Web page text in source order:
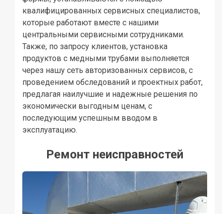
квалифицированных сервисных специалистов,
которые работают вместе с нашими
центральными сервисными сотрудниками.
Также, по запросу клиентов, установка
продуктов с медными трубами выполняется
через нашу сеть авторизованных сервисов, с
проведением обследований и проектных работ,
предлагая наилучшие и надежные решения по
экономически выгодным ценам, с
последующим успешным вводом в
эксплуатацию.
Ремонт неисправностей